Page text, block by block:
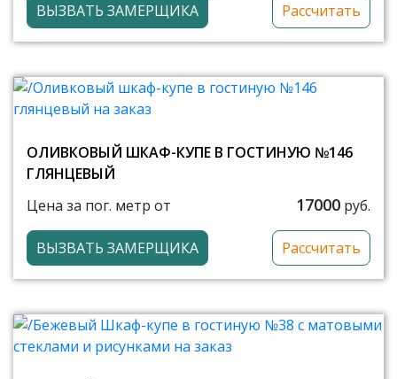
ВЫЗВАТЬ ЗАМЕРЩИКА Рассчитать
ОЛИВКОВЫЙ ШКАФ-КУПЕ В ГОСТИНУЮ №146
ГЛЯНЦЕВЫЙ
Цена за пог. метр от
17000 руб.
ВЫЗВАТЬ ЗАМЕРЩИКА Рассчитать